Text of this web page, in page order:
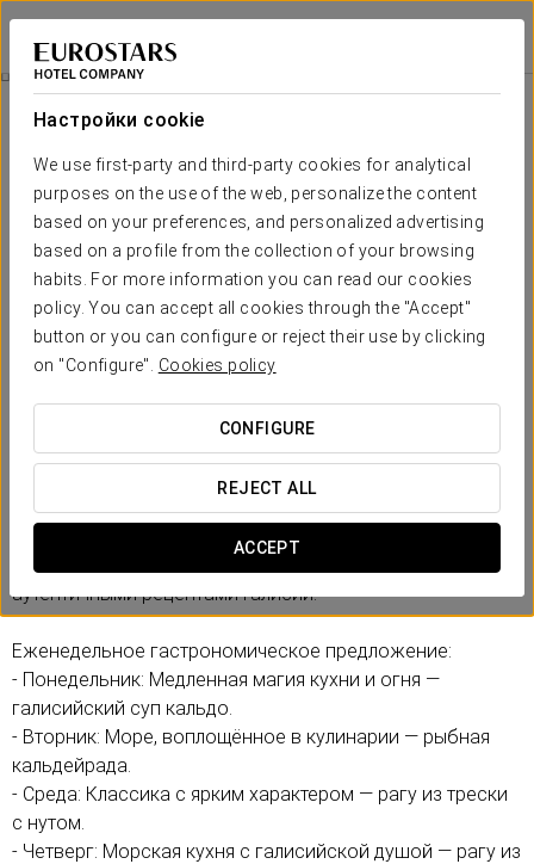
Настройки cookie
We use first-party and third-party cookies for analytical
purposes on the use of the web, personalize the content
based on your preferences, and personalized advertising
based on a profile from the collection of your browsing
habits. For more information you can read our cookies
policy. You can accept all cookies through the "Accept"
button or you can configure or reject their use by clicking
on "Configure". Cookies policy
CONFIGURE
REJECT ALL
ACCEPT
Eurostars Gran Hotel La Toja
ПОНТЕВЕДРА - О-ГРОВЕ
Гастрономические Дни Галисии
Гастрономические дни Галисии
С 15 июня по 15 сентября ресторан Ensenada в Eurostars
Gran Hotel La Toja становится местом
гастрономического путешествия по Галисии. Это
праздник традиционной галисийской кухни, который
день за днём раскрывает вкусы Атлантики и внутренних
районов региона через блюда, вдохновлённые самыми
аутентичными рецептами Галисии.
Еженедельное гастрономическое предложение:
- Понедельник: Медленная магия кухни и огня —
галисийский суп кальдо.
- Вторник: Море, воплощённое в кулинарии — рыбная
кальдейрада.
- Среда: Классика с ярким характером — рагу из трески
с нутом.
- Четверг: Морская кухня с галисийской душой — рагу из